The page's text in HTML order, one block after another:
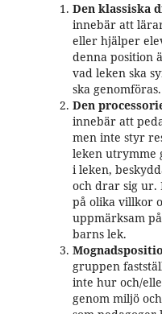
Den klassiska
innebär att
eller hjälper
denna position
vad leken ska
ska genomföras.
Den
innebär att
men inte styr
leken utrymme
i leken,
och drar sig ur.
på olika villkor
uppmärksam
barns lek.
gruppen
inte hur och/
genom miljö